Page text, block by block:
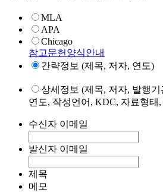
MLA
APA
Chicago
참고문헌양식안내
간략정보 (제목, 저자, 연도)
상세정보 (제목, 저자, 발행
연도, 작성언어, KDC, 자료형태
수신자 이메일
발신자 이메일
제목
메모